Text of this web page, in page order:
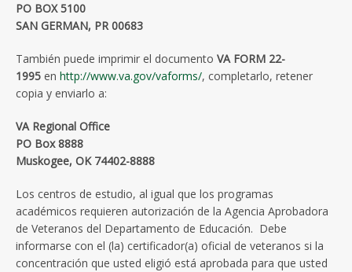
PO BOX 5100
SAN GERMAN, PR 00683
También puede imprimir el documento VA FORM 22-
1995 en http://www.va.gov/vaforms/, completarlo, retener
copia y enviarlo a:
VA Regional Office
PO Box 8888
Muskogee, OK 74402-8888
Los centros de estudio, al igual que los programas
académicos requieren autorización de la Agencia Aprobadora
de Veteranos del Departamento de Educación. Debe
informarse con el (la) certificador(a) oficial de veteranos si la
concentración que usted eligió está aprobada para que usted